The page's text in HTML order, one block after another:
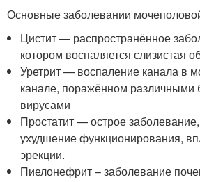
Основные заболевании
Цистит — распространённое
котором воспаляется слизистая
Уретрит — воспаление канала в
канале, поражённом различными
вирусами
Простатит — острое
ухудшение функционирования,
эрекции.
Пиелонефрит – заболевание